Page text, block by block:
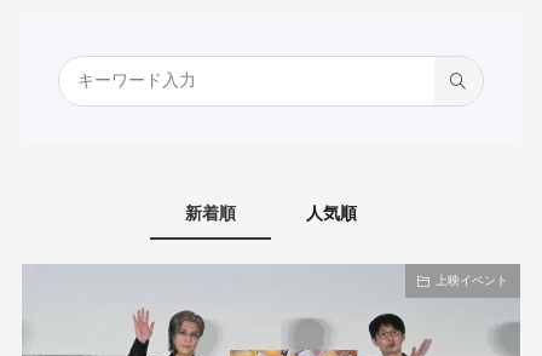
新着順 人気順
上映イベント